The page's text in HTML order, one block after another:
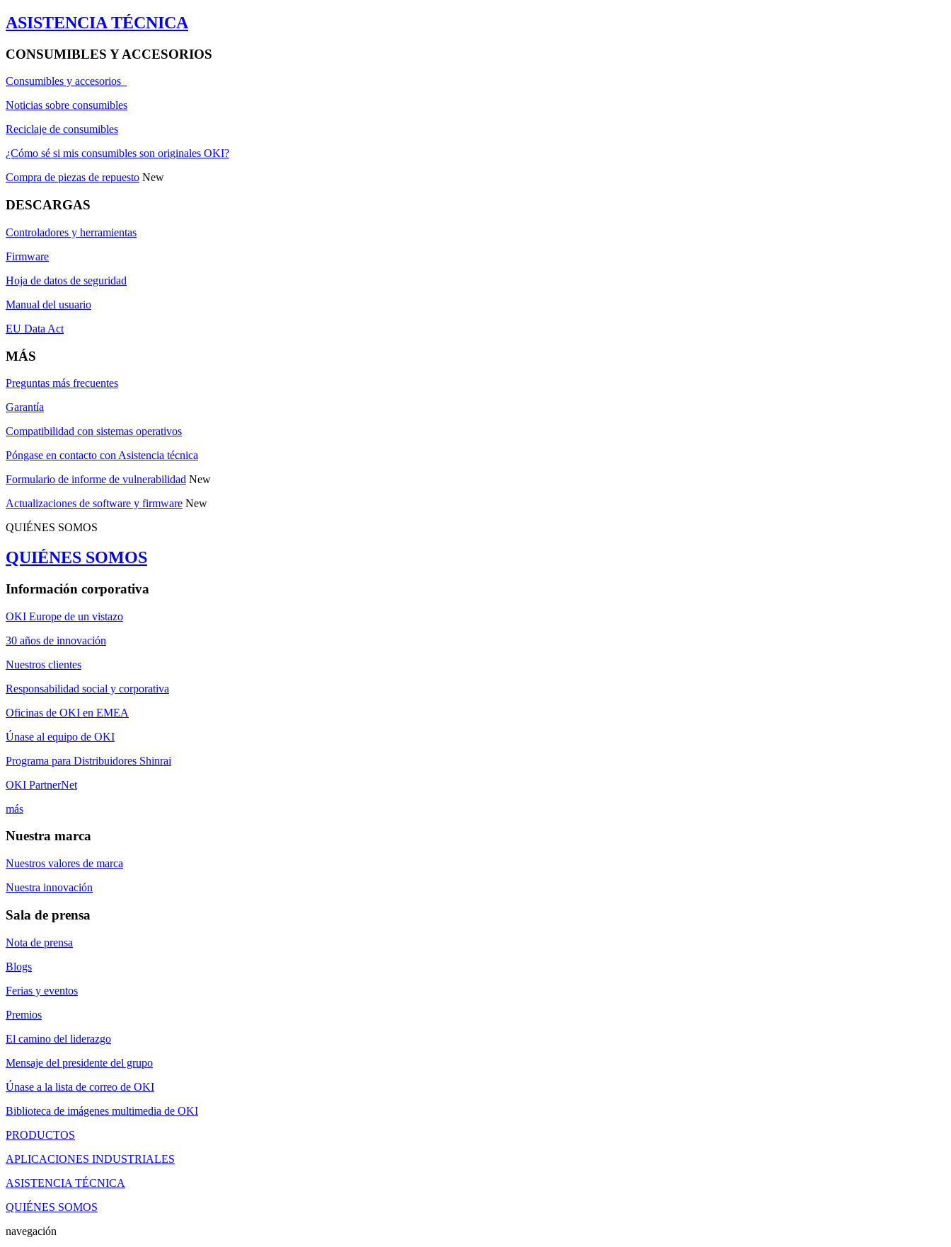
ASISTENCIA TÉCNICA
CONSUMIBLES Y ACCESORIOS
Consumibles y accesorios
Noticias sobre consumibles
Reciclaje de consumibles
¿Cómo sé si mis consumibles son originales OKI?
Compra de piezas de repuesto New
DESCARGAS
Controladores y herramientas
Firmware
Hoja de datos de seguridad
Manual del usuario
EU Data Act
MÁS
Preguntas más frecuentes
Garantía
Compatibilidad con sistemas operativos
Póngase en contacto con Asistencia técnica
Formulario de informe de vulnerabilidad New
Actualizaciones de software y firmware New
QUIÉNES SOMOS
QUIÉNES SOMOS
Información corporativa
OKI Europe de un vistazo
30 años de innovación
Nuestros clientes
Responsabilidad social y corporativa
Oficinas de OKI en EMEA
Únase al equipo de OKI
Programa para Distribuidores Shinrai
OKI PartnerNet
más
Nuestra marca
Nuestros valores de marca
Nuestra innovación
Sala de prensa
Nota de prensa
Blogs
Ferias y eventos
Premios
El camino del liderazgo
Mensaje del presidente del grupo
Únase a la lista de correo de OKI
Biblioteca de imágenes multimedia de OKI
PRODUCTOS
APLICACIONES INDUSTRIALES
ASISTENCIA TÉCNICA
QUIÉNES SOMOS
navegación